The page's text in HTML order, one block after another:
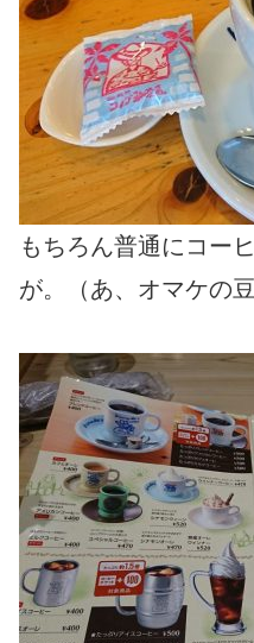
もちろん普通にコー
が。（あ、オマケの